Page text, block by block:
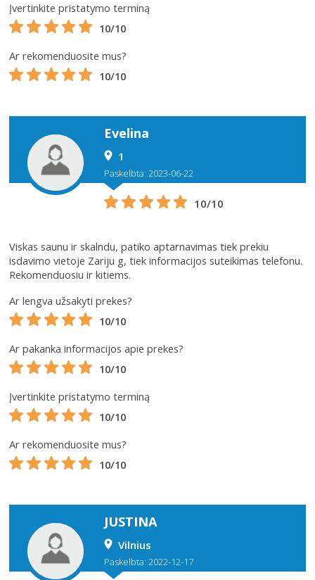
Įvertinkite pristatymo terminą
10/10
Ar rekomenduosite mus?
10/10
Evelina
1
Paskelbta: 2023-06-22
10/10
Viskas saunu ir skalndu, patiko aptarnavimas tiek prekiu
isdavimo vietoje Zariju g, tiek informacijos suteikimas telefonu.
Rekomenduosiu ir kitiems.
Ar lengva užsakyti prekes?
10/10
Ar pakanka informacijos apie prekes?
10/10
Įvertinkite pristatymo terminą
10/10
Ar rekomenduosite mus?
10/10
JUSTINA
Vilnius
Paskelbta: 2022-12-17